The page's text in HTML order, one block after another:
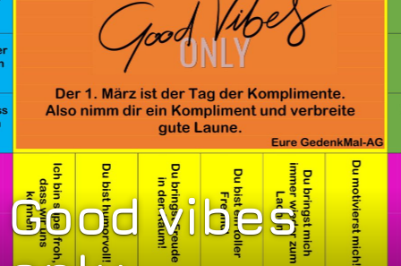
Good vibes